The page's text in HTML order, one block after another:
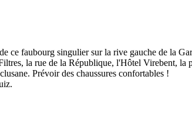
ce faubourg singulier sur la rive gauche de la
la rue de la République, l'Hôtel Virebent,
Prévoir des chaussures confortables !